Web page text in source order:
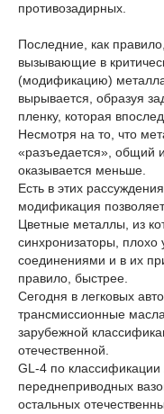
противозадирных.
Последние, как
вызывающие в
(модификацию)
вырывается, образуя
пленку, которая
Несмотря на то, что
«разъедается», общий
оказывается меньше.
Есть в этих
модификация позволяет
Цветные металлы, из
синхронизаторы,
соединениями и в их
правило, быстрее.
Сегодня в легковых
трансмиссионные
зарубежной
отечественной.
GL-4 по классификации
переднеприводных
остальных